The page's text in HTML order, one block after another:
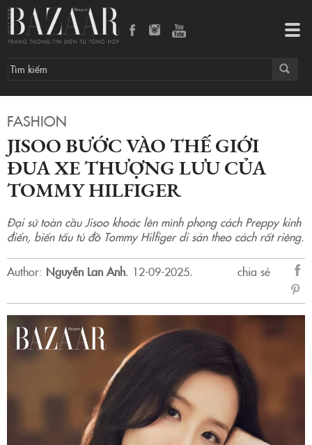
FASHION
JISOO BƯỚC VÀO THẾ GIỚI
ĐUA XE THƯỢNG LƯU CỦA
TOMMY HILFIGER
Đại sứ toàn cầu Jisoo khoác lên mình phong cách Preppy kinh
điển, biến tấu tủ đồ Tommy Hilfiger di sản theo cách rất riêng.
Author: Nguyễn Lan Anh. 12-09-2025.
chia sẻ
sẻ